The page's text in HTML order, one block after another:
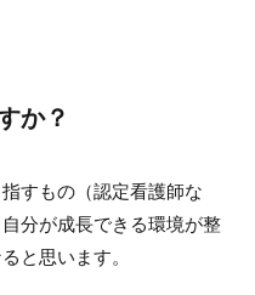
か？
すもの（認定看護師な
分が成長できる環境が整
と思います。